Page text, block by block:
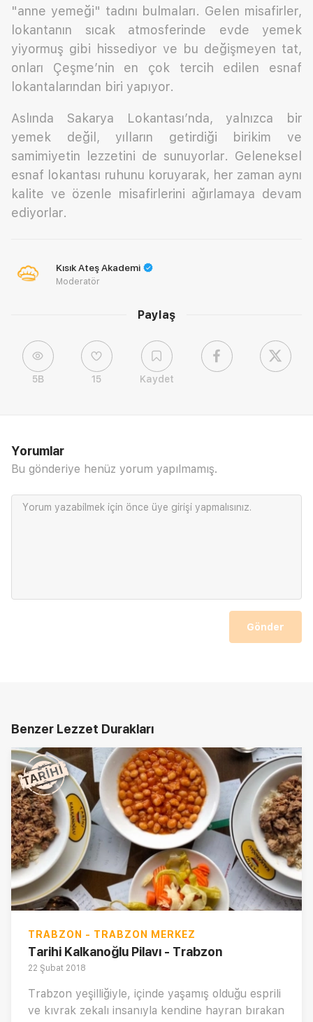
Paylaş
5B 15 Kaydet
"anne yemeği" tadını bulmaları. Gelen misafirler,
lokantanın sıcak atmosferinde evde yemek
yiyormuş gibi hissediyor ve bu değişmeyen tat,
onları Çeşme’nin en çok tercih edilen esnaf
lokantalarından biri yapıyor.
Aslında Sakarya Lokantası’nda, yalnızca bir
yemek değil, yılların getirdiği birikim ve
samimiyetin lezzetini de sunuyorlar. Geleneksel
esnaf lokantası ruhunu koruyarak, her zaman aynı
kalite ve özenle misafirlerini ağırlamaya devam
ediyorlar.
Kısık Ateş Akademi
Moderatör
Yorumlar
Bu gönderiye henüz yorum yapılmamış.
Yorum yazabilmek için önce üye girişi yapmalısınız.
Gönder
Benzer Lezzet Durakları
TRABZON - TRABZON MERKEZ
Tarihi Kalkanoğlu Pilavı - Trabzon
22 Şubat 2018
Trabzon yeşilliğiyle, içinde yaşamış olduğu esprili
ve kıvrak zekalı insanıyla kendine hayran bırakan